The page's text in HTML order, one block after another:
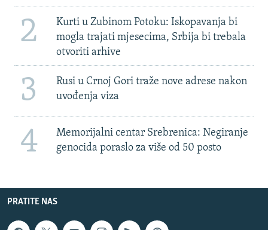
2
Kurti u Zubinom Potoku: Iskopavanja bi
mogla trajati mjesecima, Srbija bi trebala
otvoriti arhive
3
Rusi u Crnoj Gori traže nove adrese nakon
uvođenja viza
4
Memorijalni centar Srebrenica: Negiranje
genocida poraslo za više od 50 posto
PRATITE NAS